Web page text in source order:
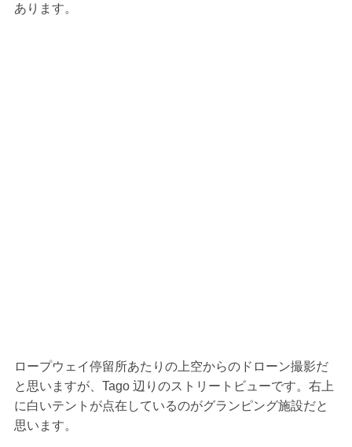
あります。
ロープウェイ停留所あたりの上空からのドローン撮影だ
と思いますが、Tago 辺りのストリートビューです。右上
に白いテントが点在しているのがグランピング施設だと
思います。